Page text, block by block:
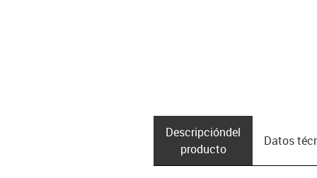
Descripción­del
producto
Datos